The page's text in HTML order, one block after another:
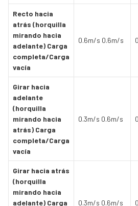
Recto hacia
atrás (horquilla
mirando hacia
adelante) Carga
completa/Carga
vacía
0.6m/s 0.6m/s
Girar hacia
adelante
(horquilla
mirando hacia
atrás) Carga
completa/Carga
vacía
0.3m/s 0.6m/s
Girar hacia atrás
(horquilla
mirando hacia
adelante) Carga
0.3m/s 0.6m/s